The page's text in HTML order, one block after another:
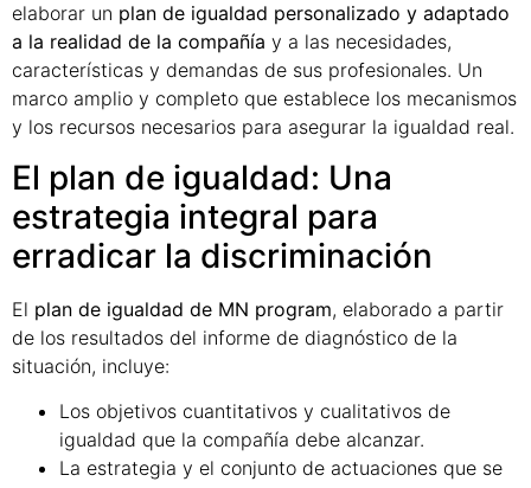
elaborar un plan de igualdad personalizado y adaptado
a la realidad de la compañía y a las necesidades,
características y demandas de sus profesionales. Un
marco amplio y completo que establece los mecanismos
y los recursos necesarios para asegurar la igualdad real.
El plan de igualdad: Una
estrategia integral para
erradicar la discriminación
El plan de igualdad de MN program, elaborado a partir
de los resultados del informe de diagnóstico de la
situación, incluye:
Los objetivos cuantitativos y cualitativos de
igualdad que la compañía debe alcanzar.
La estrategia y el conjunto de actuaciones que se